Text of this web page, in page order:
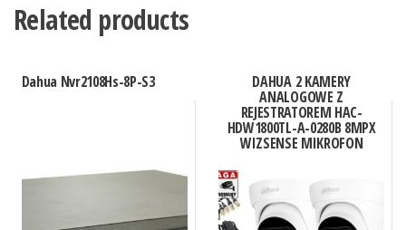
Related products
Dahua Nvr2108Hs-8P-S3 DAHUA 2 KAMERY
ANALOGOWE Z
REJESTRATOREM HAC-
HDW1800TL-A-0280B 8MPX
WIZSENSE MIKROFON